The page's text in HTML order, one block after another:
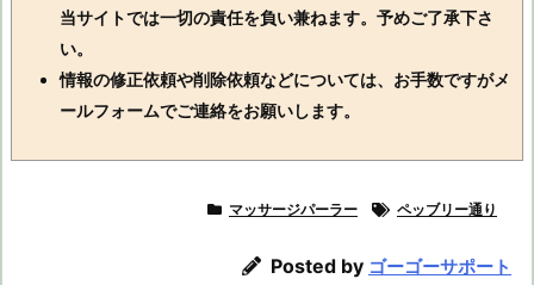
当サイトでは一切の責任を負い兼ねます。予めご了承下さ
い。
情報の修正依頼や削除依頼などについては、お手数ですがメ
ールフォームでご連絡をお願いします。
マッサージパーラー ペッブリー通り
Posted by ゴーゴーサポート